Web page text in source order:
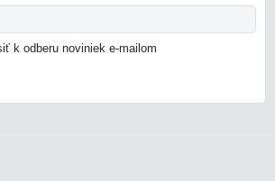
k odberu noviniek e-mailom